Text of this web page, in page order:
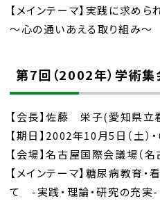
【メインテーマ】実践に求め
～心の通いあえる取り組み～
第7回（2002年）学術集
【会長】佐藤 栄子(愛知県立
【期日】2002年10月5日（土）・
【会場】名古屋国際会議場（
【メインテーマ】糖尿病教育
て -実践・理論・研究の充実-